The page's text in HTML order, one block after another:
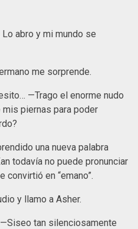
abro y mi mundo se
me sorprende.
—Trago el enorme nudo
mis piernas para poder
una nueva palabra
todavía no puede pronunciar
convirtió en “emano”.
y llamo a Asher.
tan silenciosamente